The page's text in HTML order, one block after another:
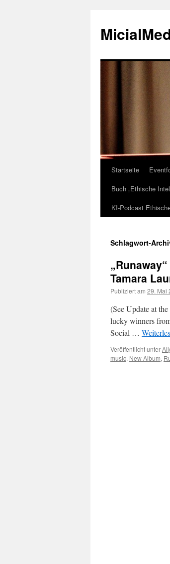
Zum
Inhalt
springen
Startseite
Buch „Ethische
KI-Podcast
Schlagwort-
Tamara
Publiziert am 29. Mai
(See Update at
lucky winners
Social …
Veröffentlicht unter
music, New Album,